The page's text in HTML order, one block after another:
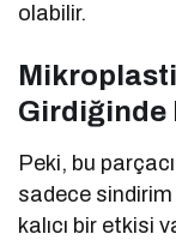
olabilir.
Girdiğinde
Peki, bu
sadece
kalıcı bir etkisi